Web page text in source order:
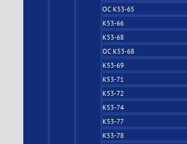
ОС К53-65
К53-66
К53-68
ОС К53-68
К53-69
К53-71
К53-72
К53-74
К53-77
К53-78